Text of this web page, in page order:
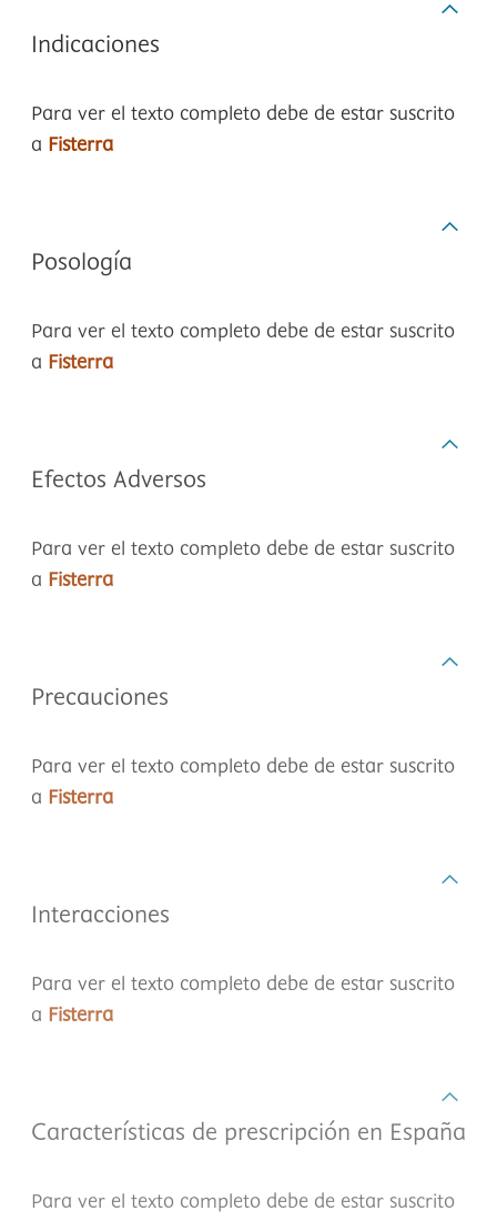
Indicaciones
Para ver el texto completo debe de estar suscrito
a Fisterra
Posología
Para ver el texto completo debe de estar suscrito
a Fisterra
Efectos Adversos
Para ver el texto completo debe de estar suscrito
a Fisterra
Precauciones
Para ver el texto completo debe de estar suscrito
a Fisterra
Interacciones
Para ver el texto completo debe de estar suscrito
a Fisterra
Características de prescripción en España
Para ver el texto completo debe de estar suscrito